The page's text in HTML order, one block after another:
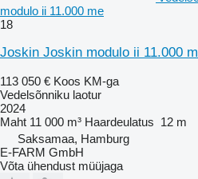
modulo ii 11.000 me
18
Joskin Joskin modulo ii 11.000
113 050 € Koos KM-ga
Vedelsõnniku laotur
2024
Maht 11 000 m³ Haardeulatus 12 m
Saksamaa, Hamburg
E-FARM GmbH
Võta ühendust müüjaga